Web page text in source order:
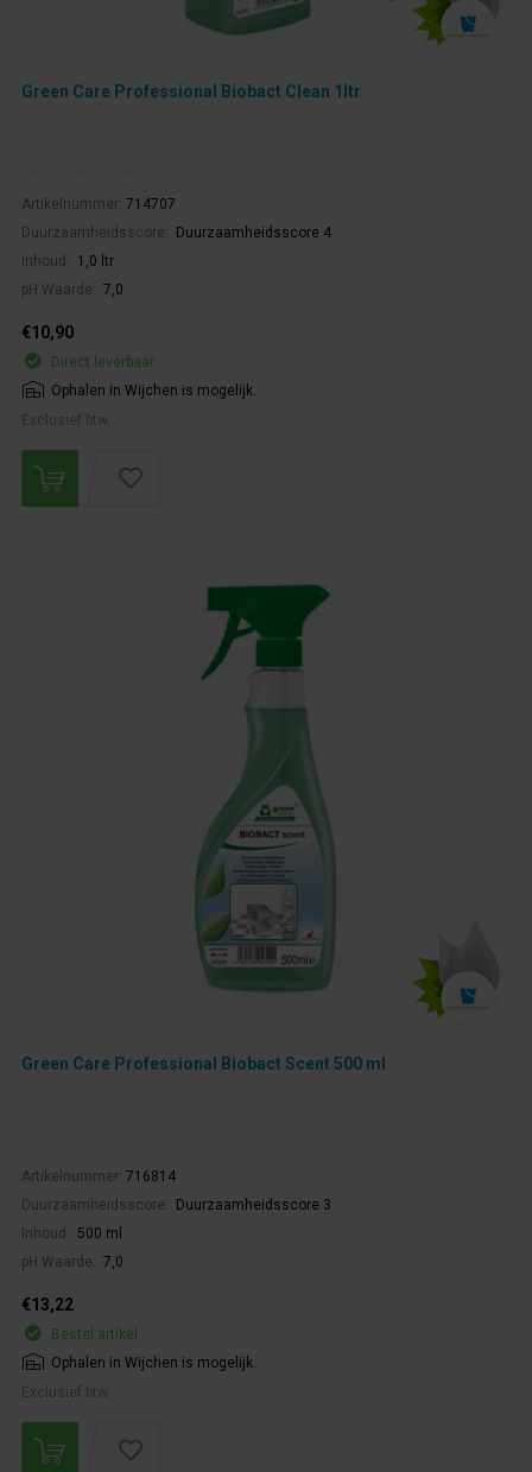
Green Care Professional Biobact Clean 1ltr
Artikelnummer: 714707
Duurzaamheidsscore:
Duurzaamheidsscore 4
Inhoud:
1,0 ltr
pH Waarde:
7,0
€10,90
Direct leverbaar
Ophalen in Wijchen is mogelijk.
Exclusief btw.
Green Care Professional Biobact Scent 500 ml
Artikelnummer: 716814
Duurzaamheidsscore:
Duurzaamheidsscore 3
Inhoud:
500 ml
pH Waarde:
7,0
€13,22
Bestel artikel.
Ophalen in Wijchen is mogelijk.
Exclusief btw.